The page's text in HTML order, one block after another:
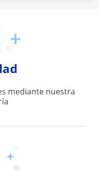
mediante nuestra